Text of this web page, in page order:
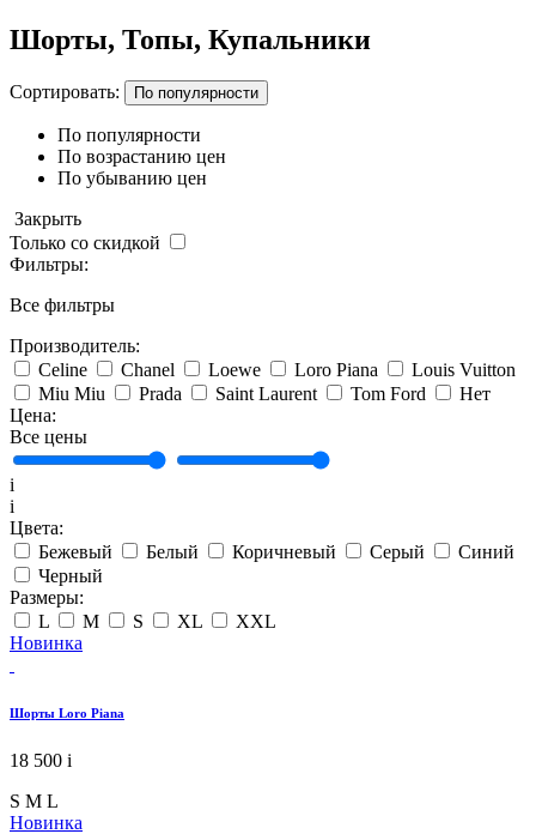
Шорты, Топы, Купальники
Сортировать: По популярности
По популярности
По возрастанию цен
По убыванию цен
Закрыть
Только со скидкой
Фильтры:
Все фильтры
Производитель:
Celine
Chanel Loewe Loro Piana
Louis Vuitton
Miu Miu
Prada Saint Laurent Tom Ford
Нет
Цена:
Все цены
i
i
Цвета:
Бежевый
Белый Коричневый Серый
Синий
Черный
Размеры:
L
M S XL
XXL
Новинка
Шорты Loro Piana
18 500 i
S M L
Новинка